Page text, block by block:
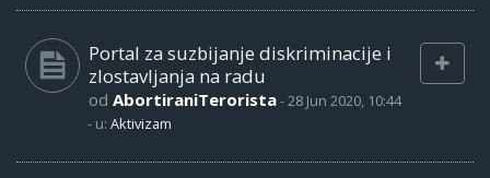
Portal za suzbijanje diskriminacije i
zlostavljanja na radu
od AbortiraniTerorista-28 Jun 2020, 10:44
- u: Aktivizam